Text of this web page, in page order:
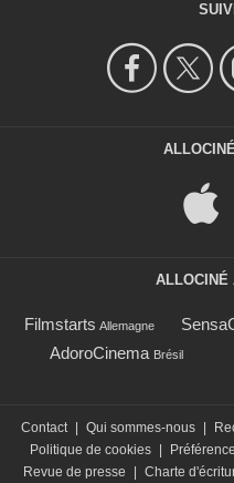
ALLOCINÉ
Filmstarts Allemagne
AdoroCinema Brésil
Contact Qui sommes-nous
Politique de cookies
Revue de presse
Charte